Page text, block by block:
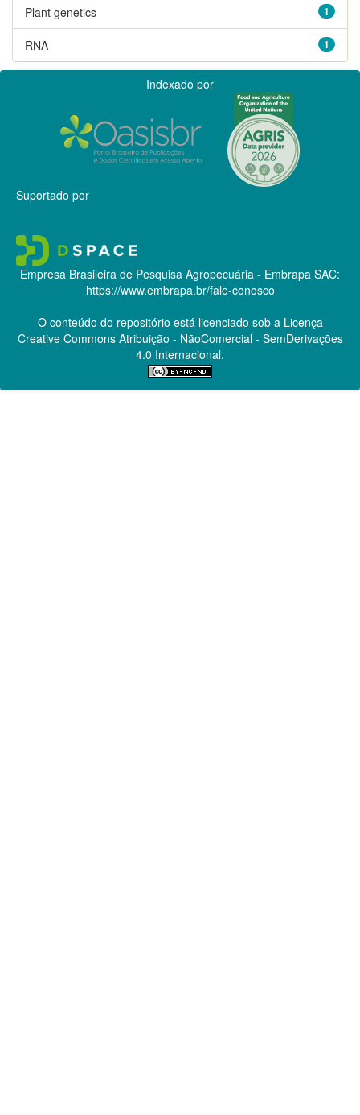
1
Plant genetics
1
RNA
Indexado por
Suportado por
Empresa Brasileira de Pesquisa Agropecuária - Embrapa SAC:
https://www.embrapa.br/fale-conosco
O conteúdo do repositório está licenciado sob a Licença
Creative CommonsAtribuição - NãoComercial - SemDerivações
4.0 Internacional.